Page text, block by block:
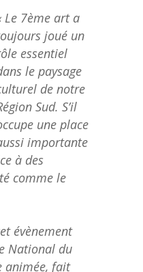
Le 7ème art a
joué un
essentiel
le paysage
de notre
Sud. S’il
une place
importante
à des
comme le
évènement
National du
animée, fait